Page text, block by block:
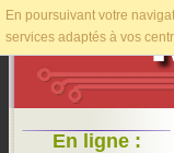
En poursuivant votre
services adaptés à vos
En ligne :